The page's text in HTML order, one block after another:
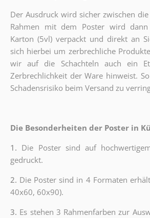
Der Ausdruck wird sicher zwischen
Rahmen mit dem Poster wird
Karton (5vl) verpackt und direkt an
sich hierbei um zerbrechliche
wir auf die Schachteln auch ein
Zerbrechlichkeit der Ware hinweist.
Schadensrisiko beim Versand zu
Die Besonderheiten der Poster in
1. Die Poster sind auf
gedruckt.
2. Die Poster sind in 4 Formaten
40x60, 60x90).
3. Es stehen 3 Rahmenfarben zur